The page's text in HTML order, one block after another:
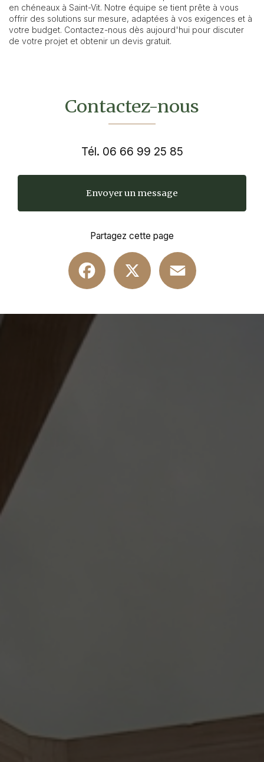
en chéneaux à Saint-Vit. Notre équipe se tient prête à vous
offrir des solutions sur mesure, adaptées à vos exigences et à
votre budget. Contactez-nous dès aujourd'hui pour discuter
de votre projet et obtenir un devis gratuit.
Contactez-nous
Tél. 06 66 99 25 85
Envoyer un message
Partagez cette page
Facebook